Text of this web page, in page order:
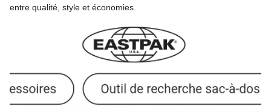
entre qualité, style et économies.